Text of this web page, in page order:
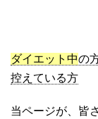
ダイエット中の
控えている方
当ページが、皆